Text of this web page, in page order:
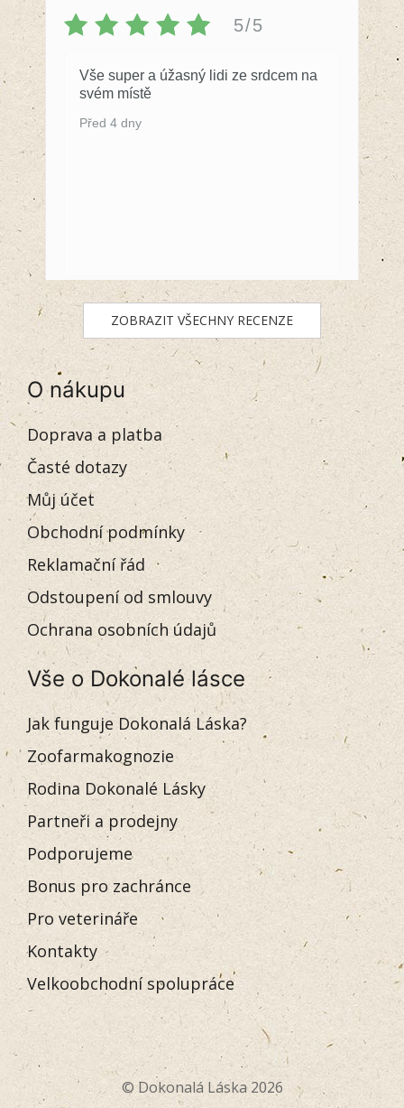
5/5
Vše super a úžasný lidi ze srdcem na
svém místě
Před 4 dny
ZOBRAZIT VŠECHNY RECENZE
O nákupu
Doprava a platba
Časté dotazy
Můj účet
Obchodní podmínky
Reklamační řád
Odstoupení od smlouvy
Ochrana osobních údajů
Vše o Dokonalé lásce
Jak funguje Dokonalá Láska?
Zoofarmakognozie
Rodina Dokonalé Lásky
Partneři a prodejny
Podporujeme
Bonus pro zachránce
Pro veterináře
Kontakty
Velkoobchodní spolupráce
© Dokonalá Láska 2026